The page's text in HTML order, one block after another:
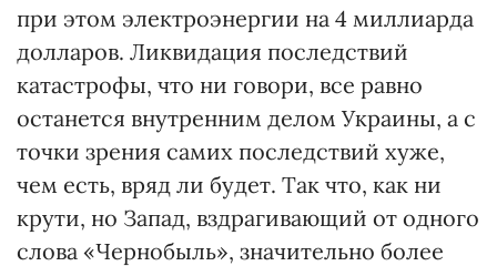
при этом электроэнергии на 4 миллиарда
долларов. Ликвидация последствий
катастрофы, что ни говори, все равно
останется внутренним делом Украины, а с
точки зрения самих последствий хуже,
чем есть, вряд ли будет. Так что, как ни
крути, но Запад, вздрагивающий от одного
слова «Чернобыль», значительно более